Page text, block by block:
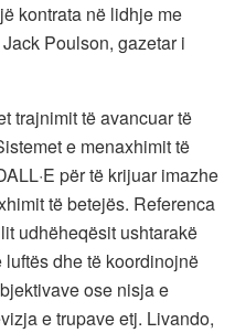
kontrata në lidhje me
Poulson, gazetar i
trajnimit të avancuar të
e menaxhimit të
për të krijuar imazhe
të betejës. Referenca
udhëheqësit ushtarakë
dhe të koordinojnë
ose nisja e
e trupave etj. Livando,